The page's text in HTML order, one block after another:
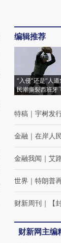
编辑推荐
“入侵”还是“人
民潮撕裂西班牙
特稿 ｜ 宇树发
金融 ｜ 在岸人
金融我闻 ｜ 艾
世界 ｜ 特朗普
财新周刊 ｜ 【
财新网主编